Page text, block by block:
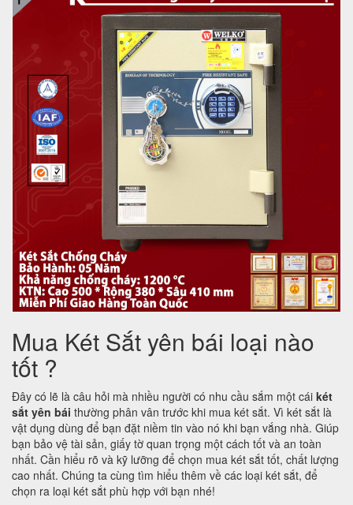
Mua Két Sắt yên bái loại nào
tốt ?
Đây có lẽ là câu hỏi mà nhiều người có nhu cầu sắm một cái két
sắt yên bái thường phân vân trước khi mua két sắt. Vì két sắt là
vật dụng dùng để bạn đặt niềm tin vào nó khi bạn vắng nhà. Giúp
bạn bảo vệ tài sản, giấy tờ quan trọng một cách tốt và an toàn
nhất. Cần hiểu rõ và kỹ lưỡng để chọn mua két sắt tốt, chất lượng
cao nhất. Chúng ta cùng tìm hiểu thêm về các loại két sắt, để
chọn ra loại két sắt phù hợp với bạn nhé!